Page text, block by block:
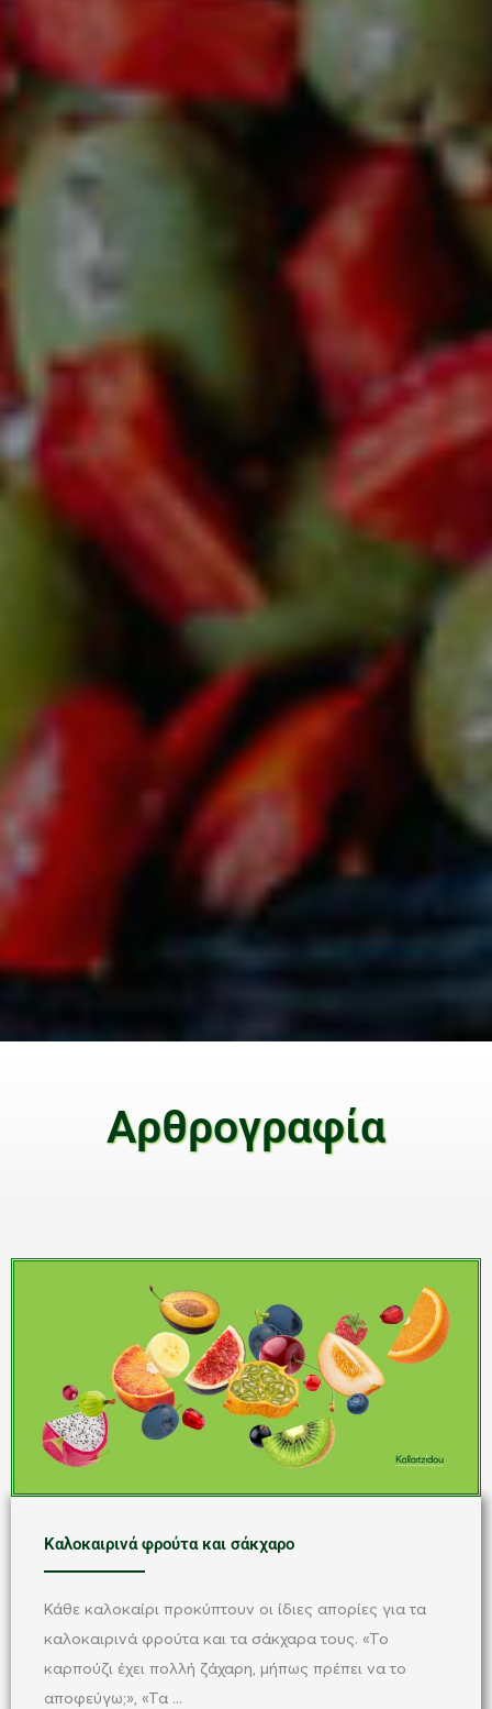
Αρθρογραφία
Καλοκαιρινά φρούτα και σάκχαρο
Κάθε καλοκαίρι προκύπτουν οι ίδιες απορίες για τα
καλοκαιρινά φρούτα και τα σάκχαρα τους. «Το
καρπούζι έχει πολλή ζάχαρη, μήπως πρέπει να το
αποφεύγω;», «Τα ...